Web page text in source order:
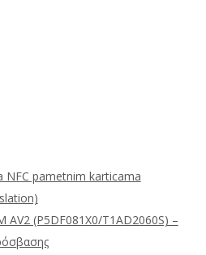
NFC pametnim karticama
AV2 (P5DF081X0/T1AD2060S) –